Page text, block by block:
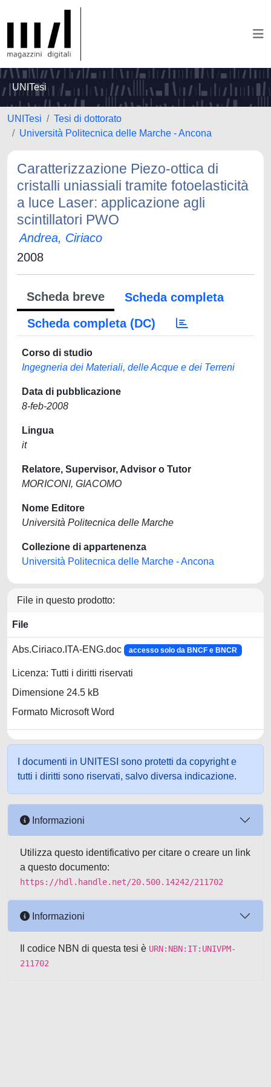
UNITesi
UNITesi
Tesi di dottorato
Università Politecnica delle Marche - Ancona
Caratterizzazione Piezo-ottica di
cristalli uniassiali tramite fotoelasticità
a luce Laser: applicazione agli
scintillatori PWO
Andrea, Ciriaco
2008
Scheda breve
Scheda completa
Scheda completa (DC)
Corso di studio
Ingegneria dei Materiali, delle Acque e dei Terreni
Data di pubblicazione
8-feb-2008
Lingua
it
Relatore, Supervisor, Advisor o Tutor
MORICONI, GIACOMO
Nome Editore
Università Politecnica delle Marche
Collezione di appartenenza
Università Politecnica delle Marche - Ancona
File in questo prodotto:
File
Abs.Ciriaco.ITA-ENG.doc accesso solo da BNCF e BNCR
Licenza: Tutti i diritti riservati
Dimensione 24.5 kB
Formato Microsoft Word
I documenti in UNITESI sono protetti da copyright e
tutti i diritti sono riservati, salvo diversa indicazione.
Informazioni
Utilizza questo identificativo per citare o creare un link
a questo documento:
https://hdl.handle.net/20.500.14242/211702
Informazioni
Il codice NBN di questa tesi è URN:NBN:IT:UNIVPM-
211702